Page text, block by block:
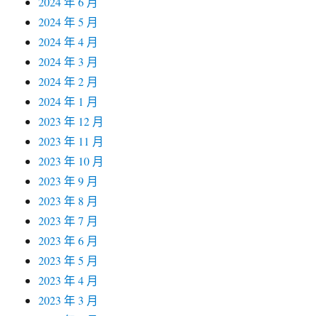
2024 年 5 月
2024 年 4 月
2024 年 3 月
2024 年 2 月
2024 年 1 月
2023 年 12 月
2023 年 11 月
2023 年 10 月
2023 年 9 月
2023 年 8 月
2023 年 7 月
2023 年 6 月
2023 年 5 月
2023 年 4 月
2023 年 3 月